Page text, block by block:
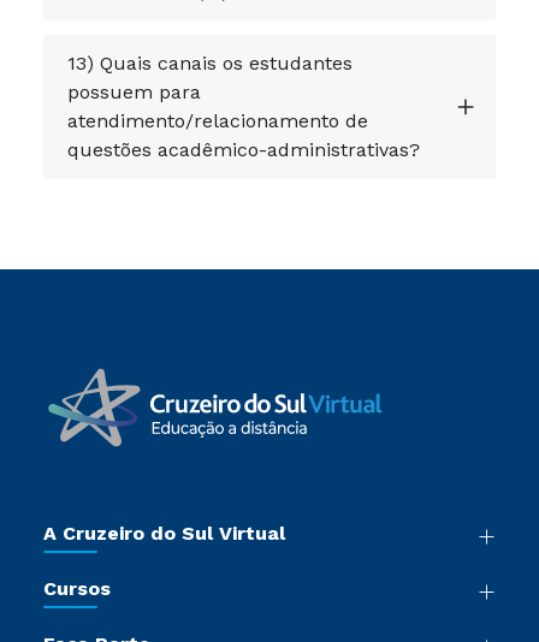
13) Quais canais os estudantes
possuem para
atendimento/relacionamento de
questões acadêmico-administrativas?
A Cruzeiro do Sul Virtual
Sala de Imprensa
Cursos